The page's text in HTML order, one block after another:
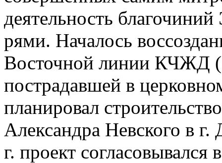
деятельность
рями. Началось
Восточной линии КЧЖД
пострадавшей в
планировал
Александра Невского в
г. проект согласовывался